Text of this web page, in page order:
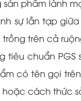
sản phẩm lành
sự lẫn tạp
trên cả
tiêu chuẩn
có tên gọi
cách thức